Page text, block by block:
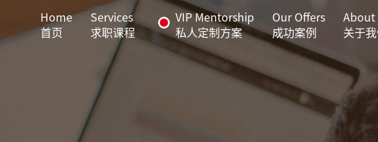
Home
首页
Services
求职课程
VIP Mentorship
私人定制方案
Our Offers
成功案例
About
关于